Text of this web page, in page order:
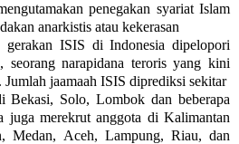
penegakan syariat Islam
anarkistis atau kekerasan
gerakan ISIS di Indonesia dipelopori
seorang narapidana teroris yang kini
jaamaah ISIS diprediksi sekitar
Bekasi, Solo, Lombok dan beberapa
merekrut anggota di Kalimantan
Medan, Aceh, Lampung, Riau, dan